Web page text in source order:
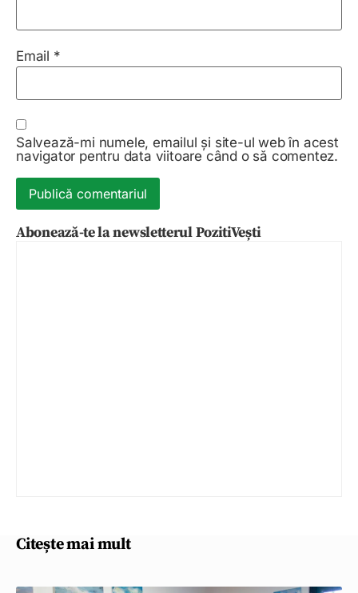
Email *
Salvează-mi numele, emailul și site-ul web în acest
navigator pentru data viitoare când o să comentez.
Abonează-te la newsletterul PozitiVești
Citește mai mult